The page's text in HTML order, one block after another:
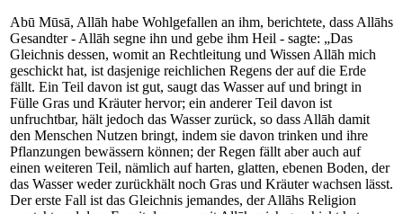
Abū Mūsā, Allāh habe Wohlgefallen an ihm, berichtete, dass Allāhs
Gesandter - Allāh segne ihn und gebe ihm Heil - sagte: „Das
Gleichnis dessen, womit an Rechtleitung und Wissen Allāh mich
geschickt hat, ist dasjenige reichlichen Regens der auf die Erde
fällt. Ein Teil davon ist gut, saugt das Wasser auf und bringt in
Fülle Gras und Kräuter hervor; ein anderer Teil davon ist
unfruchtbar, hält jedoch das Wasser zurück, so dass Allāh damit
den Menschen Nutzen bringt, indem sie davon trinken und ihre
Pflanzungen bewässern können; der Regen fällt aber auch auf
einen weiteren Teil, nämlich auf harten, glatten, ebenen Boden, der
das Wasser weder zurückhält noch Gras und Kräuter wachsen lässt.
Der erste Fall ist das Gleichnis jemandes, der Allāhs Religion